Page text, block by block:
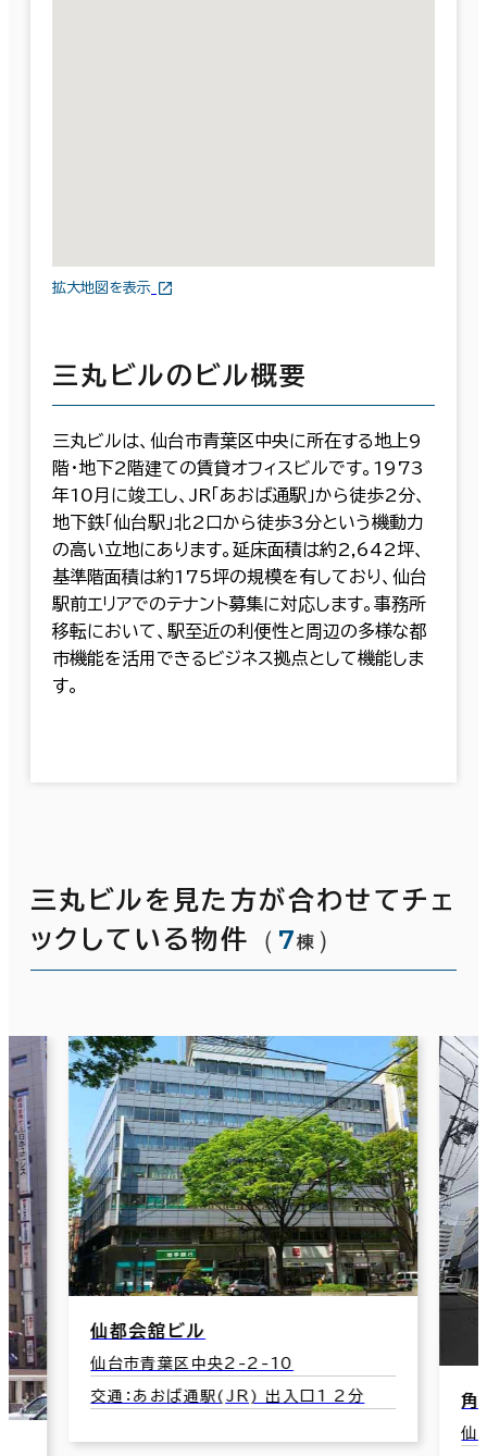
拡大地図を表示
三丸ビルのビル概要
三丸ビルは、仙台市青葉区中央に所在する地上9
階・地下2階建ての賃貸オフィスビルです。1973
年10月に竣工し、JR「あおば通駅」から徒歩2分、
地下鉄「仙台駅」北2口から徒歩3分という機動力
の高い立地にあります。延床面積は約2,642坪、
基準階面積は約175坪の規模を有しており、仙台
駅前エリアでのテナント募集に対応します。事務所
移転において、駅至近の利便性と周辺の多様な都
市機能を活用できるビジネス拠点として機能しま
す。
三丸ビルを見た方が合わせてチェ
ックしている物件
（ 7棟 ）
仙都会舘ビル
仙台市青葉区中央2-2-10
交通：あおば通駅(JR) 出入口1 2分 角
仙